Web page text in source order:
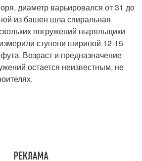
диаметр варьировался от 31 до
из башен шла спиральная
погружений ныряльщики
ступени шириной 12-15
Возраст и предназначение
остается неизвестным, не